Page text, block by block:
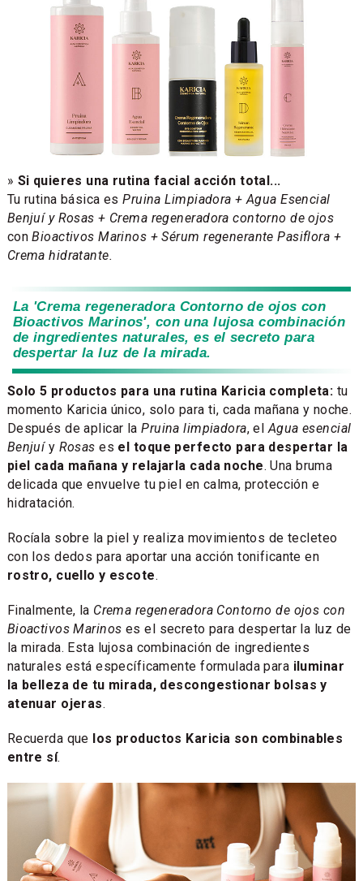
» Si quieres una rutina facial acción total...
Tu rutina básica esPruina Limpiadora + Agua Esencial
Benjuí y Rosas + Crema regeneradora contorno de ojos
conBioactivos Marinos + Sérum regenerante Pasiflora +
Crema hidratante.
La 'Crema regeneradora Contorno de ojos con
Bioactivos Marinos', con una lujosa combinación
de ingredientes naturales, es el secreto para
despertar la luz de la mirada.
Solo 5 productos para una rutina Karicia completa: tu
momento Karicia único, solo para ti, cada mañana y noche.
Después de aplicar laPruina limpiadora, elAgua esencial
Benjuíy Rosas es el toque perfecto para despertar la
piel cada mañana y relajarla cada noche. Una bruma
delicada que envuelve tu piel en calma, protección e
hidratación.
Rocíala sobre la piel y realiza movimientos de tecleteo
con los dedos para aportar una acción tonificante en
rostro, cuello y escote.
Finalmente, la Crema regeneradora Contorno de ojos con
Bioactivos Marinos es el secreto para despertar la luz de
la mirada. Esta lujosa combinación de ingredientes
naturales está específicamente formulada para iluminar
la belleza de tu mirada, descongestionar bolsas y
atenuar ojeras.
Recuerda que los productos Karicia son combinables
entre sí.